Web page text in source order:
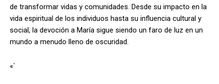
de transformar vidas y comunidades. Desde su impacto en la
vida espiritual de los individuos hasta su influencia cultural y
social, la devoción a María sigue siendo un faro de luz en un
mundo a menudo lleno de oscuridad.
«`